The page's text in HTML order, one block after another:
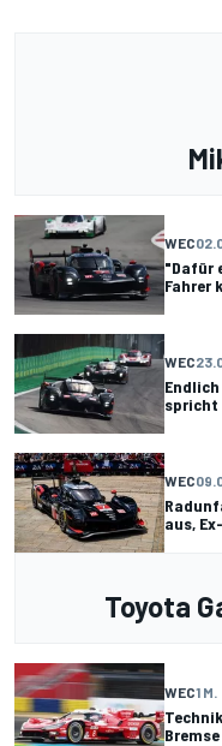
WEC
"Dafür
Fahrer
WEC
spricht
WEC
aus,
Toyota
WEC1 M.